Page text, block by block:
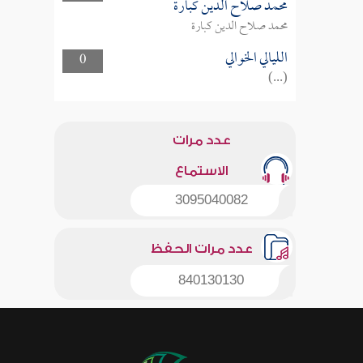
محمد صلاح الدين كبارة
محمد صلاح الدين كبارة
0
الليالي الخوالي
(...)
عدد مرات
الاستماع
3095040082
عدد مرات الحفظ
840130130